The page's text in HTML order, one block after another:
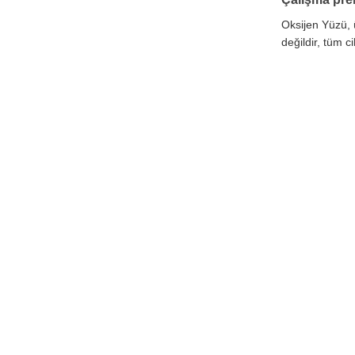
Oksijen Yüzü,
değildir, tüm